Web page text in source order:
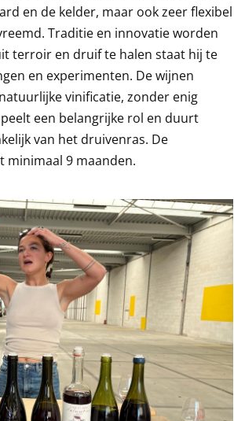
en de kelder, maar ook zeer flexibel
Traditie en innovatie worden
terroir en druif te halen staat hij te
en experimenten. De wijnen
vinificatie, zonder enig
een belangrijke rol en duurt
van het druivenras. De
9 maanden.